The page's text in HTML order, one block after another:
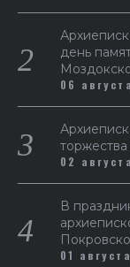
день
06
02
В
01